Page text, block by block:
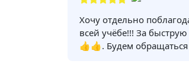
Хочу отдельно
всей учёбе!!! За
👍👍. Будем